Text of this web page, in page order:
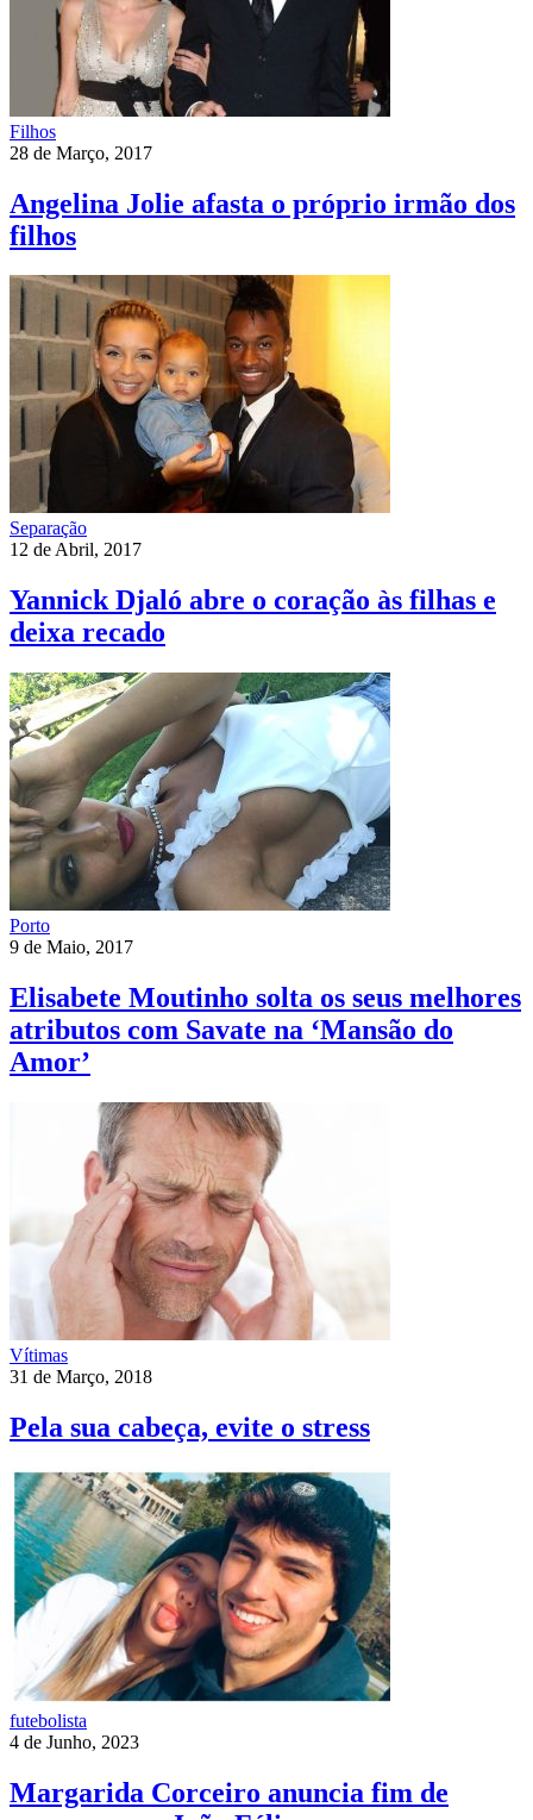
Filhos
28 de Março, 2017
Angelina Jolie afasta o próprio irmão dos
filhos
Separação
12 de Abril, 2017
Yannick Djaló abre o coração às filhas e
deixa recado
Porto
9 de Maio, 2017
Elisabete Moutinho solta os seus melhores
atributos com Savate na ‘Mansão do
Amor’
Vítimas
31 de Março, 2018
Pela sua cabeça, evite o stress
futebolista
4 de Junho, 2023
Margarida Corceiro anuncia fim de